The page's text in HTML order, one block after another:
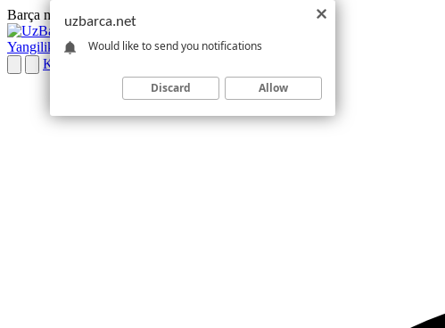
Barça muxlislari bilan birga
Barcelona · Toshkent vaqti
UZBARCA.NET
Yangiliklar Online TV Futbolchilar La Liga Hamjamiyat
Kirish
uzbarca.net
Would like to send you notifications
Discard Allow